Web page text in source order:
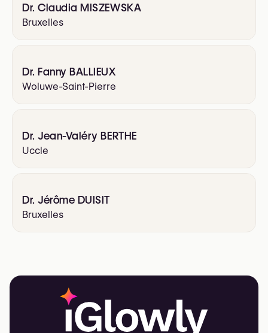
Dr. Claudia MISZEWSKA
Bruxelles
Dr. Fanny BALLIEUX
Woluwe-Saint-Pierre
Dr. Jean-Valéry BERTHE
Uccle
Dr. Jérôme DUISIT
Bruxelles